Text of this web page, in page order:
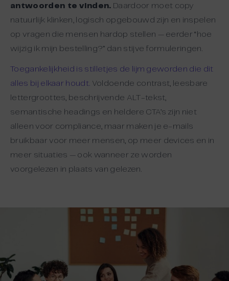
antwoorden te vinden. Daardoor moet copy
natuurlijk klinken, logisch opgebouwd zijn en inspelen
op vragen die mensen hardop stellen — eerder “hoe
wijzig ik mijn bestelling?” dan stijve formuleringen.
Toegankelijkheid is stilletjes de lijm geworden die dit
alles bij elkaar houdt. Voldoende contrast, leesbare
lettergroottes, beschrijvende ALT-tekst,
semantische headings en heldere CTA’s zijn niet
alleen voor compliance, maar maken je e-mails
bruikbaar voor meer mensen, op meer devices en in
meer situaties — ook wanneer ze worden
voorgelezen in plaats van gelezen.